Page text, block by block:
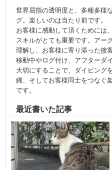
世界屈指の透明度と、多種多様
グ。楽しいのは当たり前です。
お客様に感動して頂くためには
スキルがとても重要です。アー
理解し、お客様に寄り添った接
移動中やログ付け、アフターダ
大切にすることで、ダイビング
縄、そしてお客様同士をつなぐ
です。
最近書いた記事